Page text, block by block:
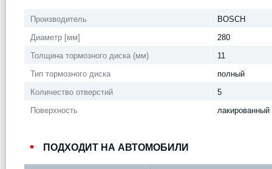
Производитель
BOSCH
Диаметр [мм]
280
Толщина тормозного диска (мм)
11
Тип тормозного диска
полный
Количество отверстий
5
Поверхность
лакированный
ПОДХОДИТ НА АВТОМОБИЛИ